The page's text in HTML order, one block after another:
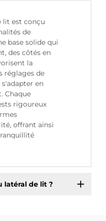
lit est conçu
de
base solide qui
des côtés en
la
réglages de
en
Chaque
rigoureux
offrant ainsi
latéral de lit ?